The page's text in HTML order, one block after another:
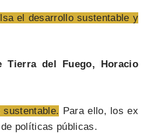
el desarrollo sustentable y
del Fuego, Horacio
Para ello, los ex
políticas públicas.